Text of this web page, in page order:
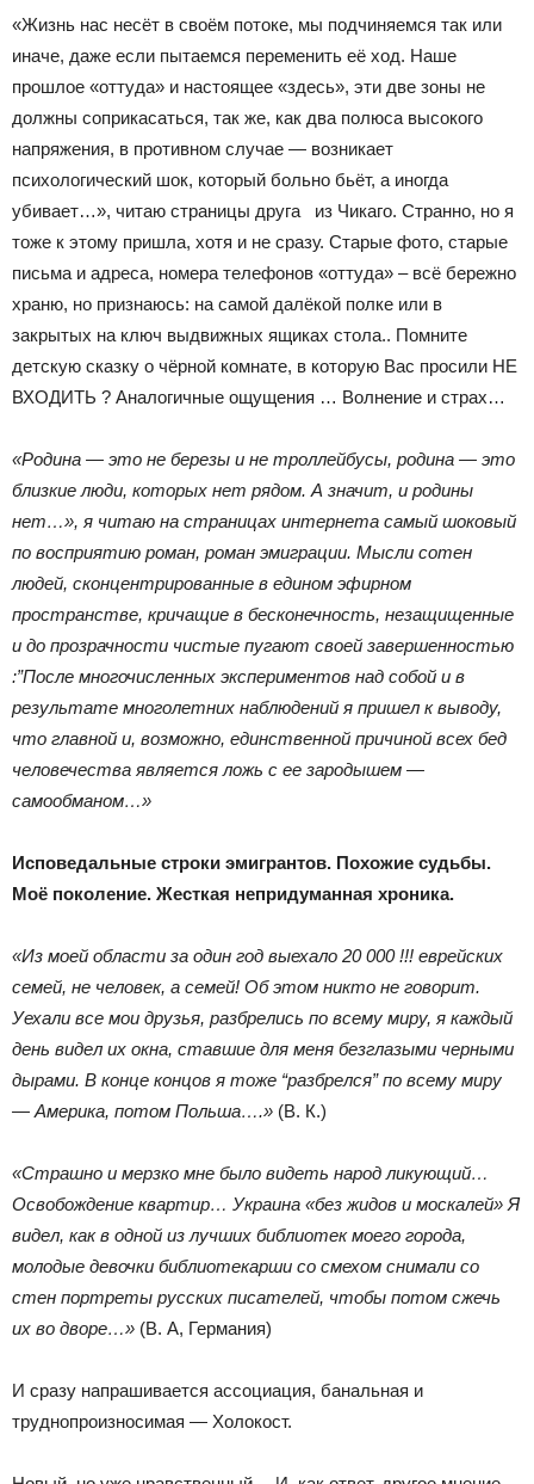
«Жизнь нас несёт в своём потоке, мы подчиняемся так или
иначе, даже если пытаемся переменить её ход. Наше
прошлое «оттуда» и настоящее «здесь», эти две зоны не
должны соприкасаться, так же, как два полюса высокого
напряжения, в противном случае — возникает
психологический шок, который больно бьёт, а иногда
убивает…», читаю страницы друга из Чикаго. Странно, но я
тоже к этому пришла, хотя и не сразу. Старые фото, старые
письма и адреса, номера телефонов «оттуда» – всё бережно
храню, но признаюсь: на самой далёкой полке или в
закрытых на ключ выдвижных ящиках стола.. Помните
детскую сказку о чёрной комнате, в которую Вас просили НЕ
ВХОДИТЬ ? Аналогичные ощущения … Волнение и страх…
«Родина ― это не березы и не троллейбусы, родина ― это
близкие люди, которых нет рядом. А значит, и родины
нет…», я читаю на страницах интернета самый шоковый
по восприятию роман, роман эмиграции. Мысли сотен
людей, сконцентрированные в едином эфирном
пространстве, кричащие в бесконечность, незащищенные
и до прозрачности чистые пугают своей завершенностью
:”После многочисленных экспериментов над собой и в
результате многолетних наблюдений я пришел к выводу,
что главной и, возможно, единственной причиной всех бед
человечества является ложь с ее зародышем —
самообманом…»
Исповедальные строки эмигрантов. Похожие судьбы.
Моё поколение. Жесткая непридуманная хроника.
«Из моей области за один год выехало 20 000 !!! еврейских
семей, не человек, а семей! Об этом никто не говорит.
Уехали все мои друзья, разбрелись по всему миру, я каждый
день видел их окна, ставшие для меня безглазыми черными
дырами. В конце концов я тоже “разбрелся” по всему миру
— Америка, потом Польша….» (В. К.)
«Страшно и мерзко мне было видеть народ ликующий…
Освобождение квартир… Украина «без жидов и москалей» Я
видел, как в одной из лучших библиотек моего города,
молодые девочки библиотекарши со смехом снимали со
стен портреты русских писателей, чтобы потом сжечь
их во дворе…» (В. А, Германия)
И сразу напрашивается ассоциация, банальная и
труднопроизносимая — Холокост.